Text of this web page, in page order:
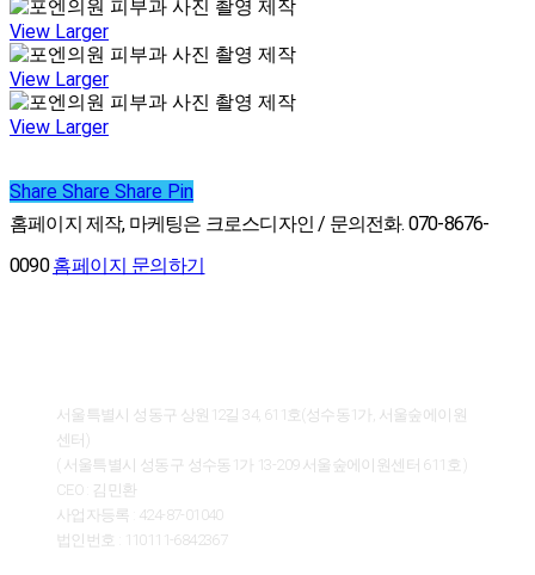
View Larger
View Larger
View Larger
Share
Share Share Share Pin
홈페이지 제작, 마케팅은 크로스디자인 / 문의전화. 070-8676-
0090홈페이지 문의하기
서울특별시 성동구 상원12길 34, 611호(성수동1가, 서울숲에이원
센터)
( 서울특별시 성동구 성수동1가 13-209 서울숲에이원센터 611호 )
CEO : 김민환
사업자등록 : 424-87-01040
법인번호 : 110111-6842367